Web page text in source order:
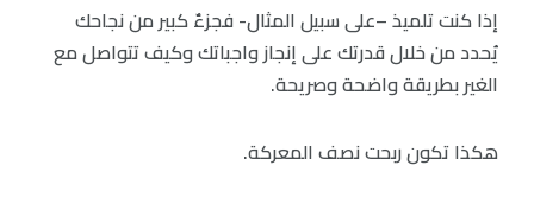
إذا كنت تلميذ –على سبيل المثال- فجزءٌ كبير من نجاحك
يُحدد من خلال قدرتك على إنجاز واجباتك وكيف تتواصل مع
الغير بطريقة واضحة وصريحة.
هكذا تكون ربحت نصف المعركة.